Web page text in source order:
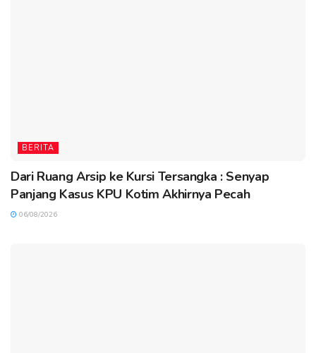
BERITA
Dari Ruang Arsip ke Kursi Tersangka : Senyap
Panjang Kasus KPU Kotim Akhirnya Pecah
06/08/2026